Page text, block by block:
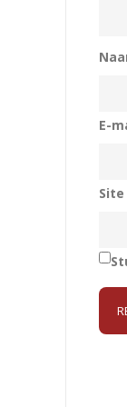
E-
Site